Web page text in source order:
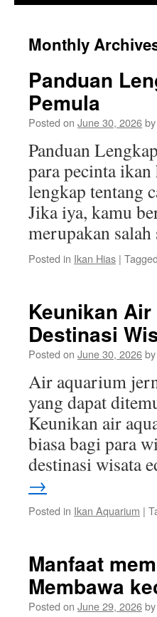
Monthly
Panduan
Pemula
Posted on June 30, 2026by
Panduan
para pecinta
lengkap tentang
Jika iya, kamu
merupakan
Posted in Ikan Hias | Tagged
Keunikan
Destinasi
Posted on June 30, 2026by
Air aquarium
yang dapat
Keunikan air
biasa bagi para
destinasi wisata
→
Posted in Ikan Aquarium |
Manfaat
Membawa
Posted on June 29, 2026by